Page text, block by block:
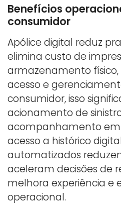
Benefícios
consumidor
Apólice digital reduz
elimina custo de
armazenamento
acesso e
consumidor, isso
acionamento de
acompanhamento
acesso a histórico
automatizados
aceleram decisões de
melhora experiência e
operacional.